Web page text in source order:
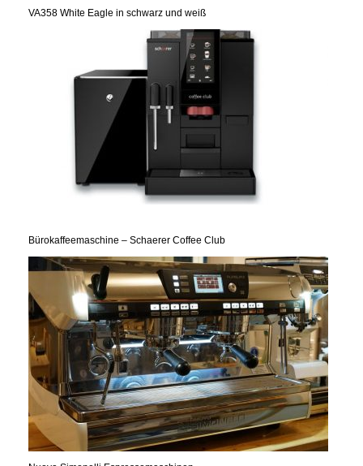
VA358 White Eagle in schwarz und weiß
Bürokaffeemaschine – Schaerer Coffee Club